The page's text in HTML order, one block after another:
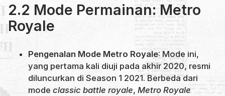
2.2 Mode Permainan: Metro
Royale
Pengenalan Mode Metro Royale: Mode ini,
yang pertama kali diuji pada akhir 2020, resmi
diluncurkan di Season 1 2021. Berbeda dari
modeclassic battle royale, Metro Royale